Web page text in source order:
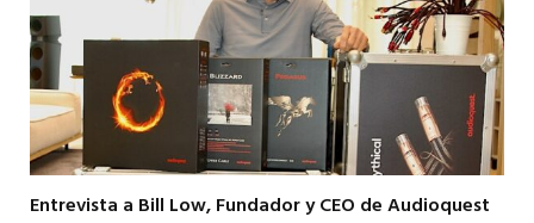
Entrevista a Bill Low, Fundador y CEO de Audioquest